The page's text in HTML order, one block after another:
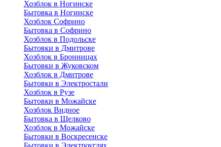
Хозблок в Ногинске
Бытовка в Ногинске
Хозблок Софрино
Бытовка в Софрино
Хозблок в Подольске
Бытовки в Дмитрове
Хозблок в Бронницах
Бытовки в Жуковском
Хозблок в Дмитрове
Бытовки в Электростали
Хозблок в Рузе
Бытовки в Можайске
Хозблок Видное
Бытовкa в Щелково
Хозблок в Можайске
Бытовки в Воскресенске
Бытовки в Электроуглях